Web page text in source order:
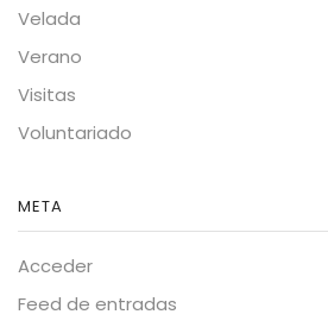
Velada
Verano
Visitas
Voluntariado
META
Acceder
Feed de entradas